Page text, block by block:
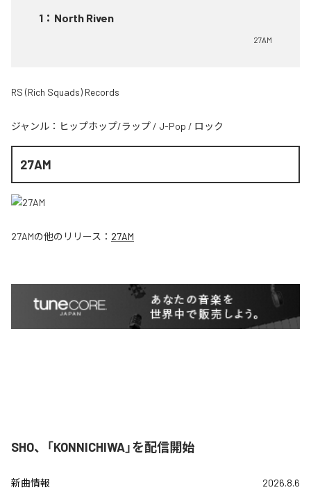
1 ： North Riven
27AM
RS (Rich Squads) Records
ジャンル： ヒップホップ/ラップ / J-Pop / ロック
27AM
27AMの他のリリース： 27AM
SHO、「KONNICHIWA」を配信開始
新曲情報 2026.8.6